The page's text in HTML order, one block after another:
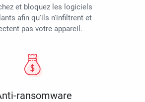
et bloquez les logiciels
afin qu'ils n'infiltrent et
pas votre appareil.
ransomware